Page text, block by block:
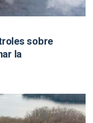
sobre
la